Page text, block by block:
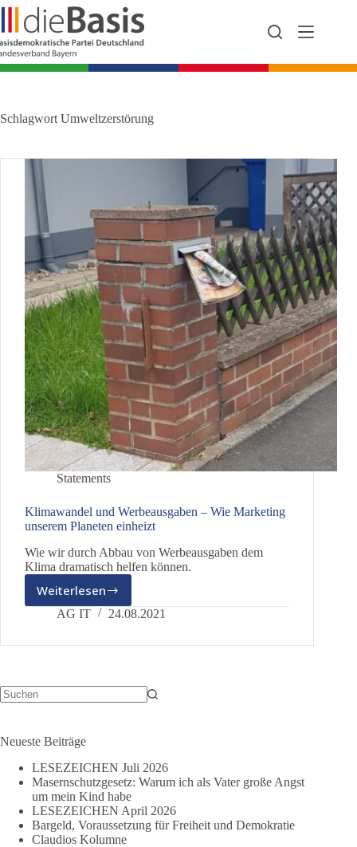
Zum
Inhalt
springen
Schlagwort Umweltzerstörung
Statements
Klimawandel und Werbeausgaben – Wie Marketing
unserem Planeten einheizt
Wie wir durch Abbau von Werbeausgaben dem
Klima dramatisch helfen können.
WeiterlesenKlimawandel
und
–
AG IT 24.08.2021
Neueste Beiträge
LESEZEICHEN Juli 2026
Masernschutzgesetz: Warum ich als Vater große Angst
um mein Kind habe
LESEZEICHEN April 2026
Bargeld, Voraussetzung für Freiheit und Demokratie
Claudios Kolumne